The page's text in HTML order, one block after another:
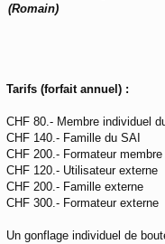
(Romain)
Tarifs (forfait annuel) :
CHF 80.- Membre individuel
CHF 140.- Famille du SAI
CHF 200.- Formateur membre
CHF 120.- Utilisateur externe
CHF 200.- Famille externe
CHF 300.- Formateur externe
Un gonflage individuel de